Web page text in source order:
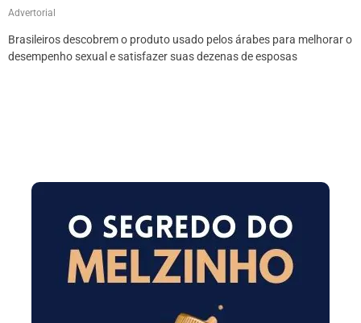
Advertorial
Brasileiros descobrem o produto usado pelos árabes para melhorar o
desempenho sexual e satisfazer suas dezenas de esposas